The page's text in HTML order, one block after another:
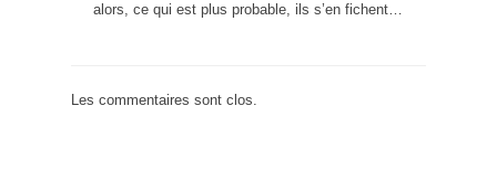
alors, ce qui est plus probable, ils s’en fichent…
Les commentaires sont clos.